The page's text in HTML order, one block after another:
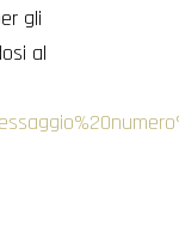
gli
al